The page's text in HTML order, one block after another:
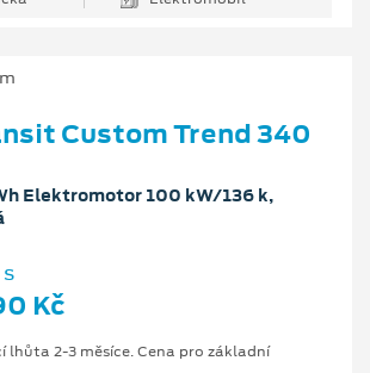
Custom Trend 340
Elektromotor 100 kW/136 k,
Kč
lhůta 2-3 měsíce. Cena pro základní